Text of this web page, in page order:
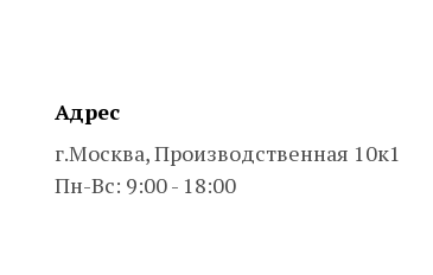
Адрес
г.Москва, Производственная 10к1
Пн-Вс: 9:00 - 18:00